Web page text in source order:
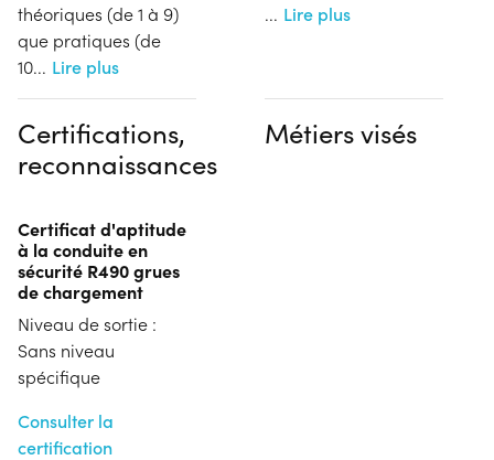
théoriques (de 1 à 9)
que pratiques (de
10... Lire plus
... Lire plus
Certifications,
reconnaissances
Certificat d'aptitude
à la conduite en
sécurité R490 grues
de chargement
Niveau de sortie :
Sans niveau
spécifique
Consulter la
certification
Métiers visés